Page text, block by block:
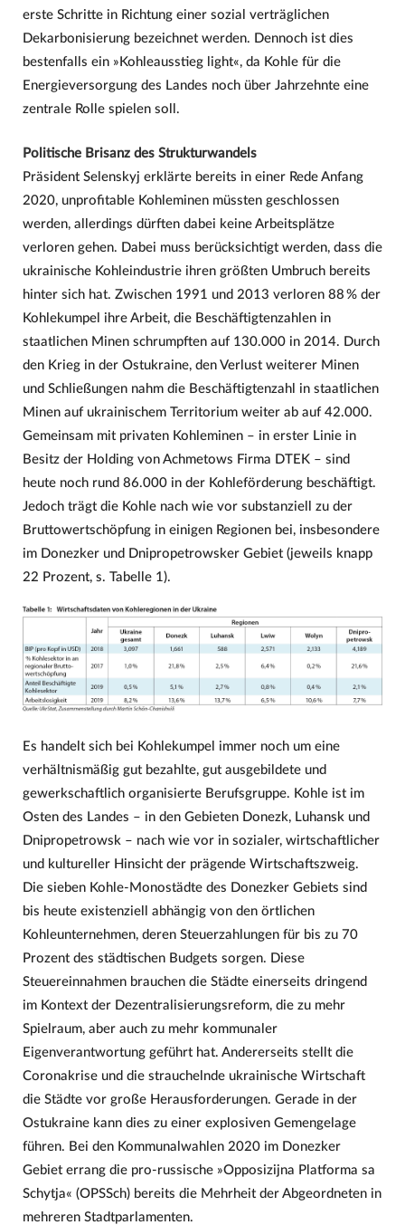
erste Schritte in Richtung einer sozial verträglichen
Dekarbonisierung bezeichnet werden. Dennoch ist dies
bestenfalls ein »Kohleausstieg light«, da Kohle für die
Energieversorgung des Landes noch über Jahrzehnte eine
zentrale Rolle spielen soll.
Politische Brisanz des Strukturwandels
Präsident Selenskyj erklärte bereits in einer Rede Anfang
2020, unprofitable Kohleminen müssten geschlossen
werden, allerdings dürften dabei keine Arbeitsplätze
verloren gehen. Dabei muss berücksichtigt werden, dass die
ukrainische Kohleindustrie ihren größten Umbruch bereits
hinter sich hat. Zwischen 1991 und 2013 verloren 88 % der
Kohlekumpel ihre Arbeit, die Beschäftigtenzahlen in
staatlichen Minen schrumpften auf 130.000 in 2014. Durch
den Krieg in der Ostukraine, den Verlust weiterer Minen
und Schließungen nahm die Beschäftigtenzahl in staatlichen
Minen auf ukrainischem Territorium weiter ab auf 42.000.
Gemeinsam mit privaten Kohleminen – in erster Linie in
Besitz der Holding von Achmetows Firma DTEK – sind
heute noch rund 86.000 in der Kohleförderung beschäftigt.
Jedoch trägt die Kohle nach wie vor substanziell zu der
Bruttowertschöpfung in einigen Regionen bei, insbesondere
im Donezker und Dnipropetrowsker Gebiet (jeweils knapp
22 Prozent, s. Tabelle 1).
Es handelt sich bei Kohlekumpel immer noch um eine
verhältnismäßig gut bezahlte, gut ausgebildete und
gewerkschaftlich organisierte Berufsgruppe. Kohle ist im
Osten des Landes – in den Gebieten Donezk, Luhansk und
Dnipropetrowsk – nach wie vor in sozialer, wirtschaftlicher
und kultureller Hinsicht der prägende Wirtschaftszweig.
Die sieben Kohle-Monostädte des Donezker Gebiets sind
bis heute existenziell abhängig von den örtlichen
Kohleunternehmen, deren Steuerzahlungen für bis zu 70
Prozent des städtischen Budgets sorgen. Diese
Steuereinnahmen brauchen die Städte einerseits dringend
im Kontext der Dezentralisierungsreform, die zu mehr
Spielraum, aber auch zu mehr kommunaler
Eigenverantwortung geführt hat. Andererseits stellt die
Coronakrise und die strauchelnde ukrainische Wirtschaft
die Städte vor große Herausforderungen. Gerade in der
Ostukraine kann dies zu einer explosiven Gemengelage
führen. Bei den Kommunalwahlen 2020 im Donezker
Gebiet errang die pro-russische »Opposizijna Platforma sa
Schytja« (OPSSch) bereits die Mehrheit der Abgeordneten in
mehreren Stadtparlamenten.